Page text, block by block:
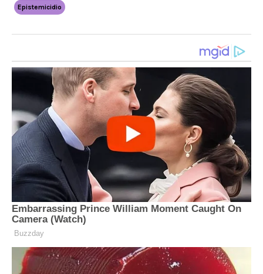
Epistemicidio